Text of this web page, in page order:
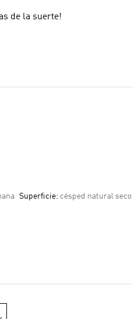
de la suerte!
Superficie: césped natural seco